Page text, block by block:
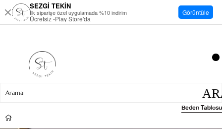
Beden Tablosu
SEZGİ TEKİN
İlk siparişe özel uygulamada %10 indirim
Ücretsiz -Play Store'da
Görüntüle